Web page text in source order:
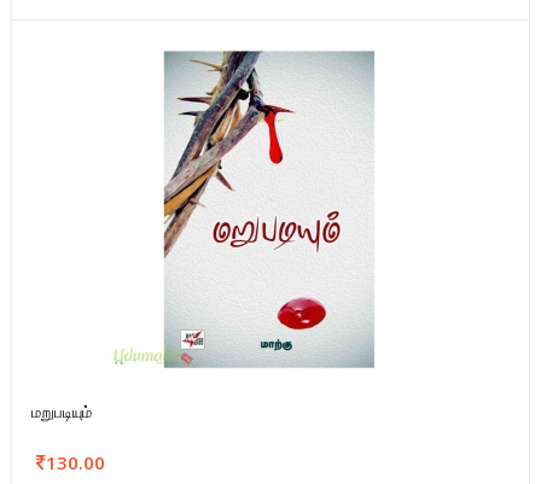
மறுபடியும்
130.00